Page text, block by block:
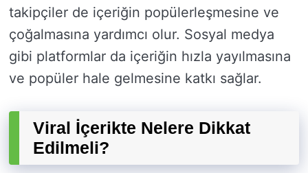
takipçiler de içeriğin popülerleşmesine ve
çoğalmasına yardımcı olur. Sosyal medya
gibi platformlar da içeriğin hızla yayılmasına
ve popüler hale gelmesine katkı sağlar.
Viral İçerikte Nelere Dikkat
Edilmeli?